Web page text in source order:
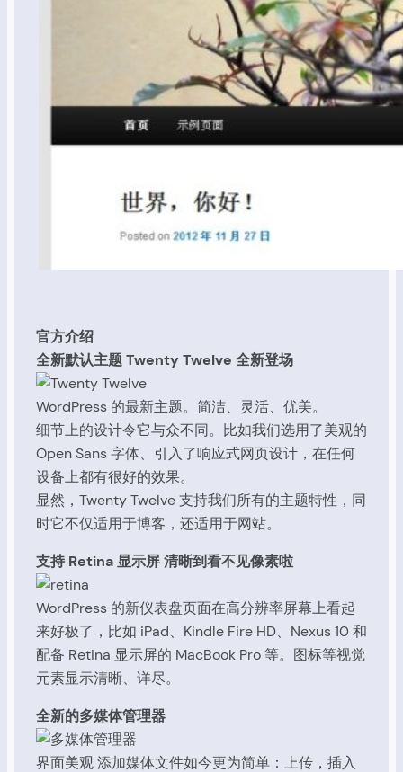
官方介绍
全新默认主题 Twenty Twelve 全新登场
WordPress 的最新主题。简洁、灵活、优美。
细节上的设计令它与众不同。比如我们选用了美观的
Open Sans 字体、引入了响应式网页设计，在任何
设备上都有很好的效果。
显然，Twenty Twelve 支持我们所有的主题特性，同
时它不仅适用于博客，还适用于网站。
支持 Retina 显示屏 清晰到看不见像素啦
WordPress 的新仪表盘页面在高分辨率屏幕上看起
来好极了，比如 iPad、Kindle Fire HD、Nexus 10 和
配备 Retina 显示屏的 MacBook Pro 等。图标等视觉
元素显示清晰、详尽。
全新的多媒体管理器
界面美观 添加媒体文件如今更为简单：上传，插入